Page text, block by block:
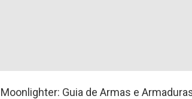
Moonlighter: Guia de Armas e